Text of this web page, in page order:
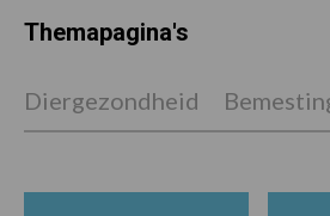
Themapagina's
Diergezondheid